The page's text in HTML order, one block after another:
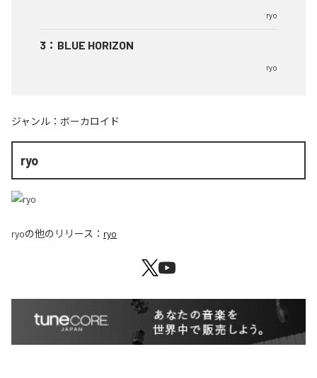
ryo
3 ： BLUE HORIZON
ryo
ジャンル： ボーカロイド
ryo
ryoの他のリリース： ryo